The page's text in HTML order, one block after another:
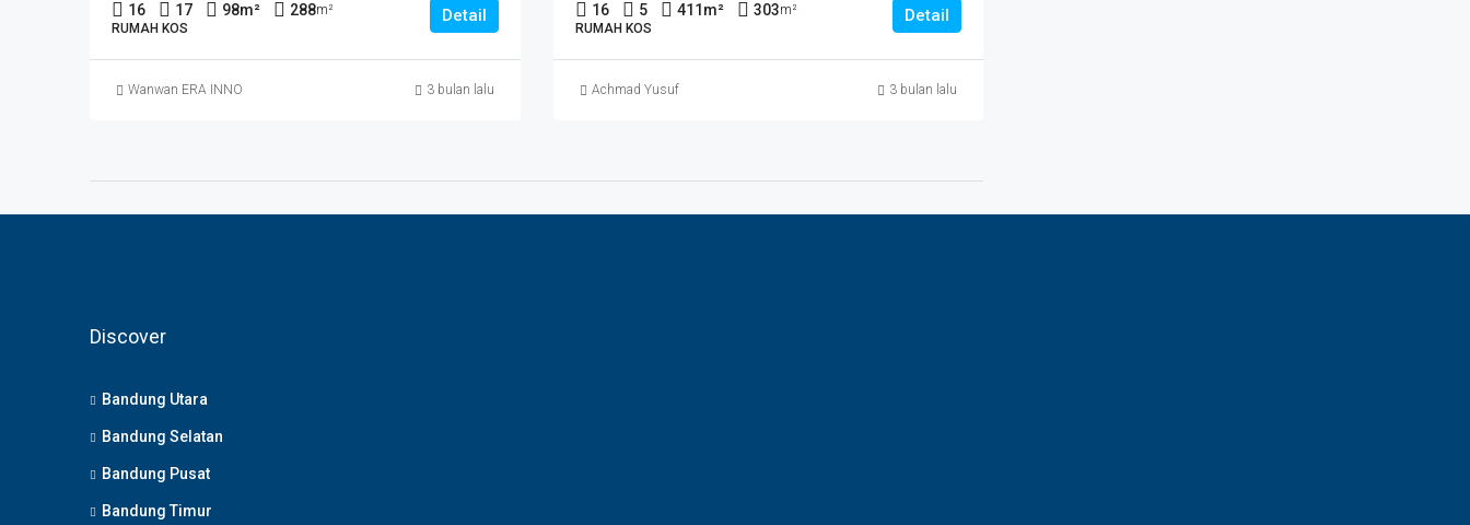
16 17 98m² 288m²
RUMAH KOS
Detail
Wanwan ERA INNO 3 bulan lalu
16 5 411 m² 303m²
RUMAH KOS
Detail
Achmad Yusuf 3 bulan lalu
Discover
Bandung Utara
Bandung Selatan
Bandung Pusat
Bandung Timur